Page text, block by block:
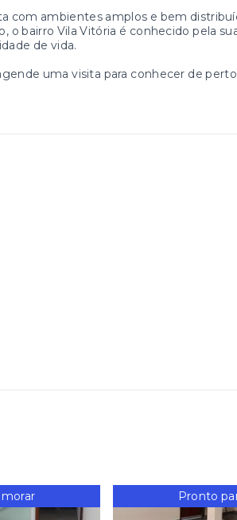
com ambientes amplos e bem
bairro Vila Vitória é conhecido pela
de vida.
uma visita para conhecer de
Pronto